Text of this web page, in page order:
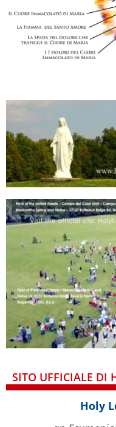
SITO UFFICIALE DI
Holy